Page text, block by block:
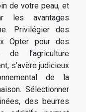
de votre peau, et
les avantages
Privilégier des
Opter pour des
de l’agriculture
s’avère judicieux
de la
Sélectionner
des beurres